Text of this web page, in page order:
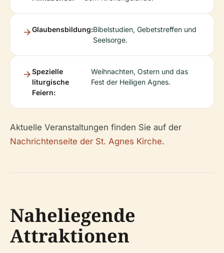
Glaubensbildung:Bibelstudien, Gebetstreffen und
Seelsorge.
Spezielle
liturgische
Feiern:
Weihnachten, Ostern und das
Fest der Heiligen Agnes.
Aktuelle Veranstaltungen finden Sie auf der
Nachrichtenseite der St. Agnes Kirche.
Naheliegende
Attraktionen